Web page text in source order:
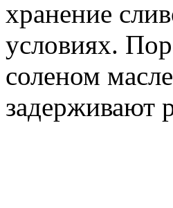
хранение
условиях.
соленом
задерживают